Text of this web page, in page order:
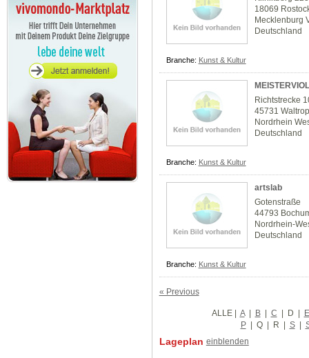
18069
Mecklenburg
Deutschland
Branche: Kunst & Kultur
Richtstrecke
45731
Nordrhein
Deutschland
Branche: Kunst & Kultur
artslab
Gotenstraße
44793
Nordrhein-
Deutschland
Branche: Kunst & Kultur
« Previous
ALLE| A | B | C | D | E
P | Q | R | S |
Lageplan einblenden